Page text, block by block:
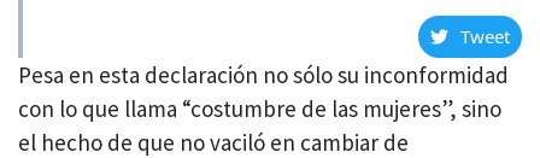
Tweet
Pesa en esta declaración no sólo su inconformidad
con lo que llama “costumbre de las mujeres”, sino
el hecho de que no vaciló en cambiar de